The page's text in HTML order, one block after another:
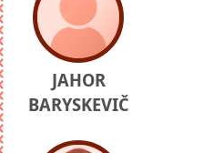
JAHOR
BARYSKEVIČ